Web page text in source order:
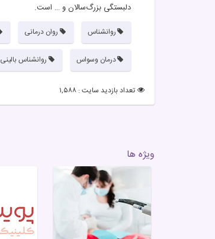
دلبستگی بزرگ‌سالان و … است.
روانشناس روان درمانی
درمان وسواس روانشناس بالینی
تعداد بازدید سایت : ۱,۵۸۸
ویژه ها